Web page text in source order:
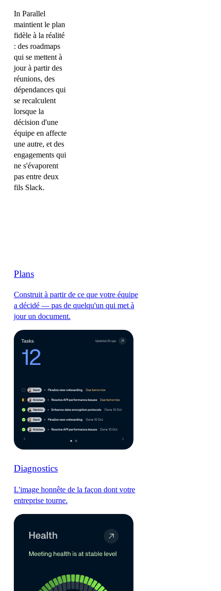
In Parallel
maintient le plan
fidèle à la réalité
: des roadmaps
qui se mettent à
jour à partir des
réunions, des
dépendances qui
se recalculent
lorsque la
décision d'une
équipe en affecte
une autre, et des
engagements qui
ne s'évaporent
pas entre deux
fils Slack.
Plans
Construit à partir de ce que votre équipe
a décidé — pas de quelqu'un qui met à
jour un document.
Diagnostics
L'image honnête de la façon dont votre
entreprise tourne.